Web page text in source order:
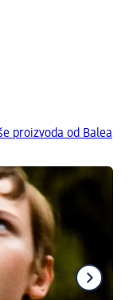
proizvoda od Balea